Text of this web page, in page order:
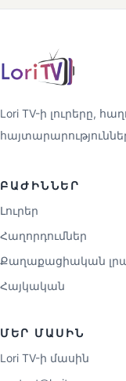
Lori TV-ի լուրերը,
ԲԱԺԻՆՆԵՐ
Լուրեր
Հաղորդումներ
Քաղաքացիական
Հայկական
ՄԵՐ ՄԱՍԻՆ
Lori TV-ի մասին